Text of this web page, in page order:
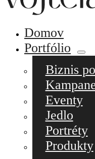
Domov
Portfólio
Biznis
Eventy
Jedlo
Portréty
Produkty